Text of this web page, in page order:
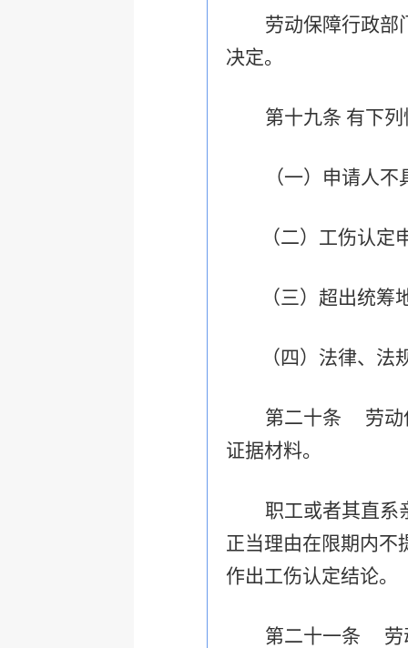
劳动保障行政部
决定。
第十九条 有下列
（一）申请人
（二）工伤认定
（三）超出统
（四）法律、
第二十条
劳
证据材料。
职工或者其直系
正当理由在限期内不
作出工伤认定结论。
第二十一条